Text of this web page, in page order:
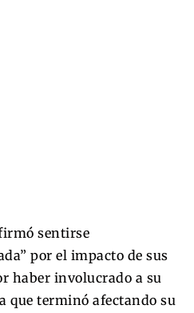
sentirse
por el impacto de sus
haber involucrado a su
que terminó afectando su